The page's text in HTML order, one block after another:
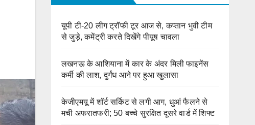
यूपी टी-20 लीग ट्रॉफी टूर आज से, कप्तान भुवी टीम
से जुड़े, कमेंट्री करते दिखेंगे पीयूष चावला
लखनऊ के आशियाना में कार के अंदर मिली फाइनेंस
कर्मी की लाश, दुर्गंध आने पर हुआ खुलासा
केजीएमयू में शॉर्ट सर्किट से लगी आग, धुआं फैलने से
मची अफरातफरी; 50 बच्चे सुरक्षित दूसरे वार्ड में शिफ्ट